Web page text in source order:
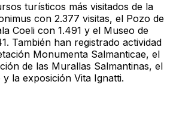
turísticos más visitados de la
con 2.377 visitas, el Pozo de
Coeli con 1.491 y el Museo de
También han registrado actividad
Monumenta Salmanticae, el
de las Murallas Salmantinas, el
la exposición Vita Ignatti.